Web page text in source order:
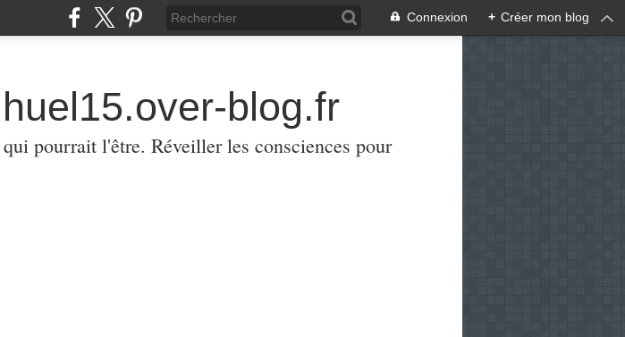
Connexion + Créer mon blog
blog.fr
pourrait l'être. Réveiller les consciences pour